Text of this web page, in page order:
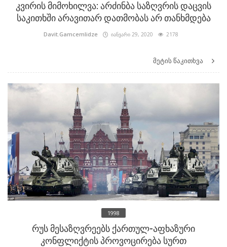
კვირის მიმოხილვა: არძინბა საზღვრის დაცვის
საკითხში არავითარ დათმობას არ თანხმდება
Davit.Gamcemlidze იანვარი 29, 2020 2178
მეტის წაკითხვა
1998
რუს მესაზღვრეებს ქართულ-აფხაზური
კონფლიქტის პროვოცირება სურთ